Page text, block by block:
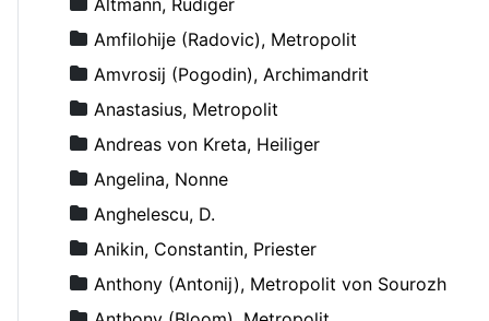
Amfilohije (Radovic), Metropolit
Amvrosij (Pogodin), Archimandrit
Anastasius, Metropolit
Andreas von Kreta, Heiliger
Angelina, Nonne
Anghelescu, D.
Anikin, Constantin, Priester
Anthony (Antonij), Metropolit von Sourozh